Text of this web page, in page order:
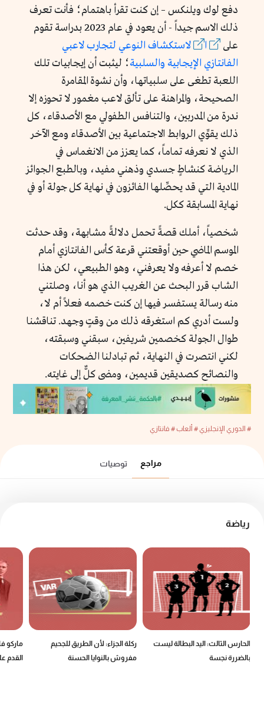
دفع لوك ويلنكس – إن كنت تقرأ باهتمام؛ فأنت تعرف
ذلك الاسم جيداً - أن يعود في عام 2023 بدراسة تقوم
على
ا
لاستكشاف النوعي لتجارب لاعبي
الفانتازي الإيجابية والسلبية؛ ليثبت أن إيجابيات تلك
اللعبة تطغى على سلبياتها، وأن نشوة المقامرة
الصحيحة، والمراهنة على تألق لاعب مغمور لا تحوزه إلا
ندرة من المدربين، والتنافس الطفولي مع الأصدقاء، كل
ذلك يقوِّي الروابط الاجتماعية بين الأصدقاء ومع الآخر
الذي لا نعرفه تماماً، كما يعزز من الانغماس في
الرياضة كنشاطٍ جسدي وذهني مفيد، وبالطبع الجوائز
المادية التي قد يحصِّلها الفائزون في نهاية كل جولة أو في
نهاية المسابقة ككل.
شخصياً، أملك قصةً تحمل دلالةً مشابهة، وقد حدثت
الموسم الماضي حين أوقعتني قرعة كأس الفانتازي أمام
خصم لا أعرفه ولا يعرفني، وهو الطبيعي، لكن هذا
الشاب قرر البحث عن الغريب الذي هو أنا، وصلتني
منه رسالة يستفسر فيها إن كنت خصمه فعلاً أم لا،
ولست أدري كم استغرقه ذلك من وقتٍ وجهد. تناقشنا
طوال الجولة كخصمين شريفين، سبقني وسبقته،
لكني انتصرت في النهاية، ثم تبادلنا الضحكات
والنصائح كصديقين قديمين، ومضى كلٌّ إلى غايته.
# الدوري الإنجليزي# ألعاب# فانتازي
مراجع توصيات
رياضة
الحارس الثالث: اليد البطالة ليست
بالضررة نجسة
ركلة الجزاء: لأن الطريق للجحيم
مفروش بالنوايا الحسنة
ماركو
القدم